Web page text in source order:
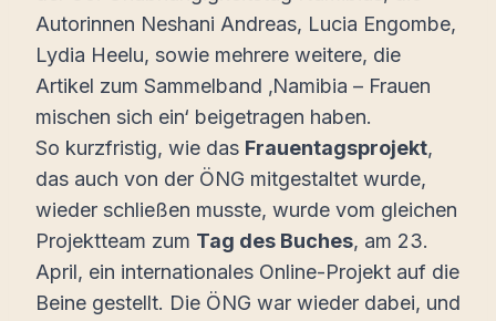
Autorinnen Neshani Andreas, Lucia Engombe,
Lydia Heelu, sowie mehrere weitere, die
Artikel zum Sammelband ‚Namibia – Frauen
mischen sich ein‘ beigetragen haben.
So kurzfristig, wie das Frauentagsprojekt,
das auch von der ÖNG mitgestaltet wurde,
wieder schließen musste, wurde vom gleichen
Projektteam zum Tag des Buches, am 23.
April, ein internationales Online-Projekt auf die
Beine gestellt. Die ÖNG war wieder dabei, und